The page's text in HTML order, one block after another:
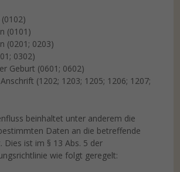
(0101)
(0201; 0203)
0302)
Geburt (0601; 0602)
(1202; 1203; 1205; 1206; 1207;
beinhaltet unter anderem die
Daten an die betreffende
Dies ist im § 13 Abs. 5 der
wie folgt geregelt: